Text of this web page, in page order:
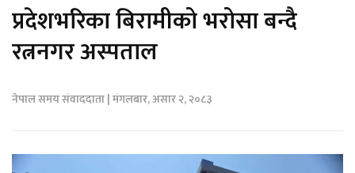
प्रदेशभरिका बिरामीको भरोसा बन्दै
रत्ननगर अस्पताल
नेपाल समय संवाददाता | मंगलबार, असार २, २०८३